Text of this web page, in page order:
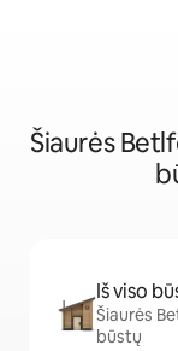
Šiaurės
Iš viso
Šiaurės
būstų